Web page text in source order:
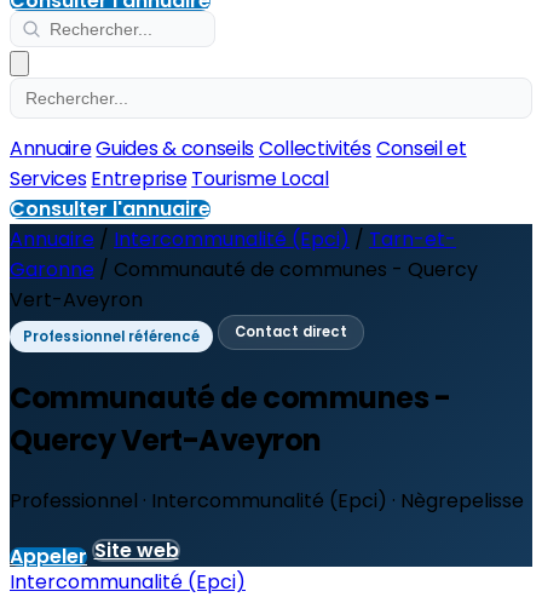
AnnuaireGuides & conseilsCollectivitésConseil et
ServicesEntreprise Tourisme Local
Consulter l'annuaire
Annuaire / Intercommunalité (Epci) / Tarn-et-
Garonne / Communauté de communes - Quercy
Vert-Aveyron
Professionnel référencé Contact direct
Communauté de communes -
Quercy Vert-Aveyron
Professionnel · Intercommunalité (Epci) · Nègrepelisse
Appeler Site web
Intercommunalité (Epci)